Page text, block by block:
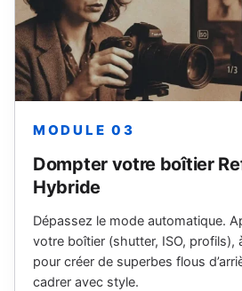
MODULE 03
Dompter votre boîtier
Hybride
Dépassez le mode automatique.
votre boîtier (shutter, ISO, profils),
pour créer de superbes flous
cadrer avec style.